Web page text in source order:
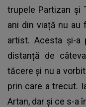
trupele Partizan și
ani din viață nu au
artist. Acesta și-a
distanță de
tăcere și nu a
prin care a trecut.
Artan, dar și ce s-a